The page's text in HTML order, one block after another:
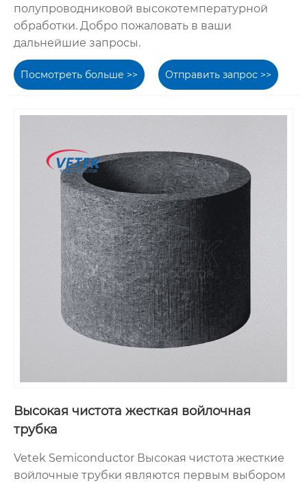
полупроводниковой высокотемпературной
обработки. Добро пожаловать в ваши
дальнейшие запросы.
Посмотреть больше >> Отправить запрос >>
Высокая чистота жесткая войлочная
трубка
Vetek Semiconductor Высокая чистота жесткие
войлочные трубки являются первым выбором